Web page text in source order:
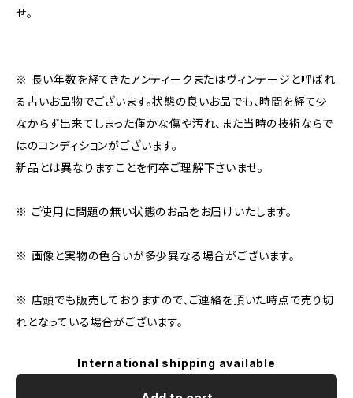
せ。
※ 長い年数を経てきたアンティークまたはヴィンテージと呼ばれ
る古いお品物でございます。状態の良いお品でも、時間を経て少
なからず出来てしまった僅かな傷や汚れ、また当時の技術ならで
はのコンディションがございます。
新品とは異なりますことを何卒ご理解下さいませ。
※ ご使用に問題の無い状態のお品をお届けいたします。
※ 画像と実物の色合いが多少異なる場合がございます。
※ 店頭でも販売しておりますので、ご連絡を頂いた時点で売り切
れとなっている場合がございます。
International shipping available